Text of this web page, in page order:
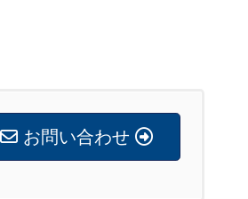
お問い合わせ